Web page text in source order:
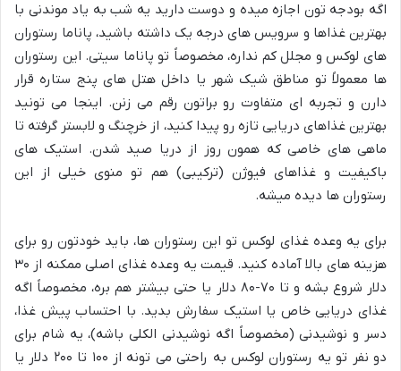
اگه بودجه تون اجازه میده و دوست دارید یه شب به یاد موندنی با
بهترین غذاها و سرویس های درجه یک داشته باشید، پاناما رستوران
های لوکس و مجلل کم نداره، مخصوصاً تو پاناما سیتی. این رستوران
ها معمولاً تو مناطق شیک شهر یا داخل هتل های پنج ستاره قرار
دارن و تجربه ای متفاوت رو براتون رقم می زنن. اینجا می تونید
بهترین غذاهای دریایی تازه رو پیدا کنید، از خرچنگ و لابستر گرفته تا
ماهی های خاصی که همون روز از دریا صید شدن. استیک های
باکیفیت و غذاهای فیوژن (ترکیبی) هم تو منوی خیلی از این
رستوران ها دیده میشه.
برای یه وعده غذای لوکس تو این رستوران ها، باید خودتون رو برای
هزینه های بالا آماده کنید. قیمت یه وعده غذای اصلی ممکنه از ۳۰
دلار شروع بشه و تا ۷۰-۸۰ دلار یا حتی بیشتر هم بره، مخصوصاً اگه
غذای دریایی خاص یا استیک سفارش بدید. با احتساب پیش غذا،
دسر و نوشیدنی (مخصوصاً اگه نوشیدنی الکلی باشه)، یه شام برای
دو نفر تو یه رستوران لوکس به راحتی می تونه از ۱۰۰ تا ۲۰۰ دلار یا